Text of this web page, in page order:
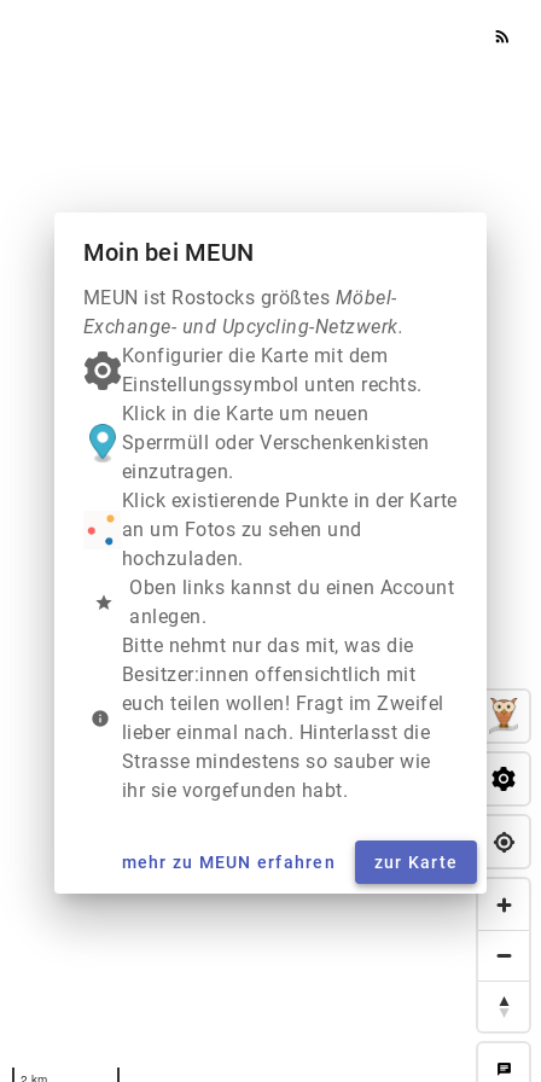
rss_feed
chat
Moin bei MEUN
MEUN ist Rostocks größtes Möbel-
Exchange- und Upcycling-Netzwerk.
Konfigurier die Karte mit dem
Einstellungssymbol unten rechts.
Klick in die Karte um neuen
Sperrmüll oder Verschenkenkisten
einzutragen.
Klick existierende Punkte in der Karte
an um Fotos zu sehen und
hochzuladen.
star
Oben links kannst du einen Account
anlegen.
info
Bitte nehmt nur das mit, was die
Besitzer:innen offensichtlich mit
euch teilen wollen! Fragt im Zweifel
lieber einmal nach. Hinterlasst die
Strasse mindestens so sauber wie
ihr sie vorgefunden habt.
mehr zu MEUN erfahren zur Karte